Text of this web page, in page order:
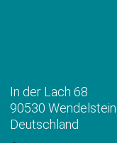
In der Lach 68
90530 Wendelstein
Deutschland